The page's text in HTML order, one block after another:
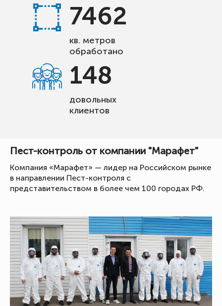
7462
кв. метров
обработано
148
довольных
клиентов
Пест-контроль от компании "Марафет"
Компания «Марафет» — лидер на Российском рынке
в направлении Пест-контроля с
представительством в более чем 100 городах РФ.